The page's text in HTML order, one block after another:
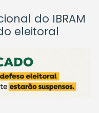
do IBRAM
eleitoral